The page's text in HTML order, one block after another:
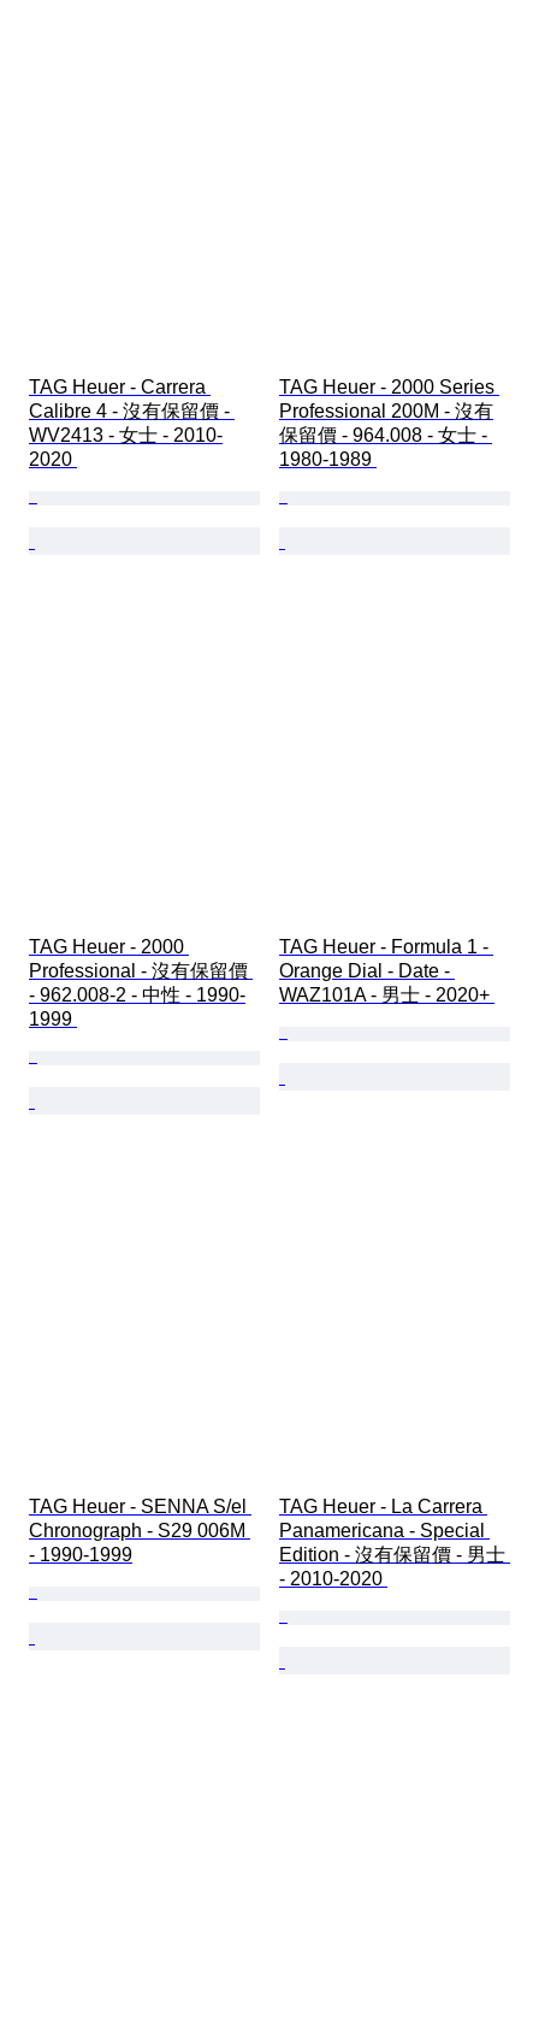
TAG Heuer - Carrera
Calibre 4 - 沒有保留價 -
WV2413 - 女士 - 2010-
2020
TAG Heuer - 2000 Series
Professional 200M - 沒有
保留價 - 964.008 - 女士 -
1980-1989
TAG Heuer - 2000
Professional - 沒有保留價
- 962.008-2 - 中性 - 1990-
1999
TAG Heuer - Formula 1 -
Orange Dial - Date -
WAZ101A - 男士 - 2020+
TAG Heuer - SENNA S/el
Chronograph - S29 006M
- 1990-1999
TAG Heuer - La Carrera
Panamericana - Special
Edition - 沒有保留價 - 男士
- 2010-2020